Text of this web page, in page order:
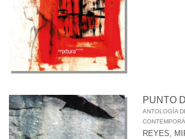
PUNTO
ANTOLOGÍA
REYES,